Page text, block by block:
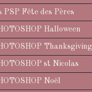
PSP Fête des Pères
Halloween
Thanksgiving
st Nicolas
Noël